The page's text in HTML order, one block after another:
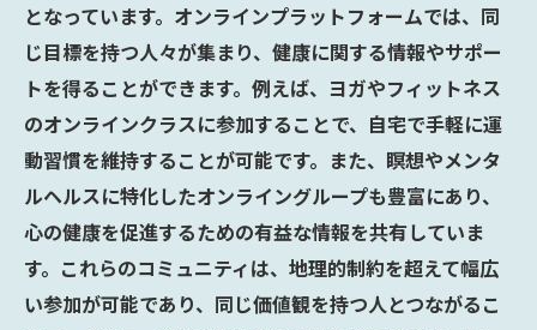
となっています。オンラインプラットフォームでは、同
じ目標を持つ人々が集まり、健康に関する情報やサポー
トを得ることができます。例えば、ヨガやフィットネス
のオンラインクラスに参加することで、自宅で手軽に運
動習慣を維持することが可能です。また、瞑想やメンタ
ルヘルスに特化したオンライングループも豊富にあり、
心の健康を促進するための有益な情報を共有していま
す。これらのコミュニティは、地理的制約を超えて幅広
い参加が可能であり、同じ価値観を持つ人とつながるこ